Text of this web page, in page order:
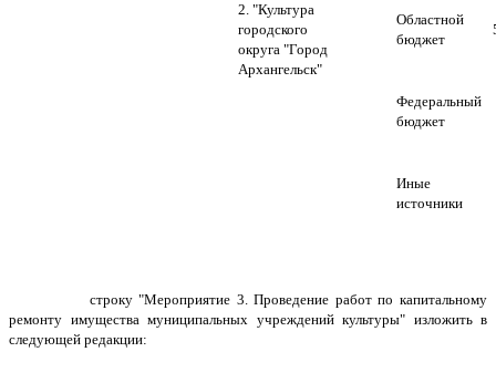
2. "Культура
городского
округа "Город
Архангельск"
Областной
бюджет
Федеральный
бюджет
Иные
источники
строку "Мероприятие 3. Проведение работ по капитальному
ремонту имущества муниципальных учреждений культуры" изложить в
следующей редакции: